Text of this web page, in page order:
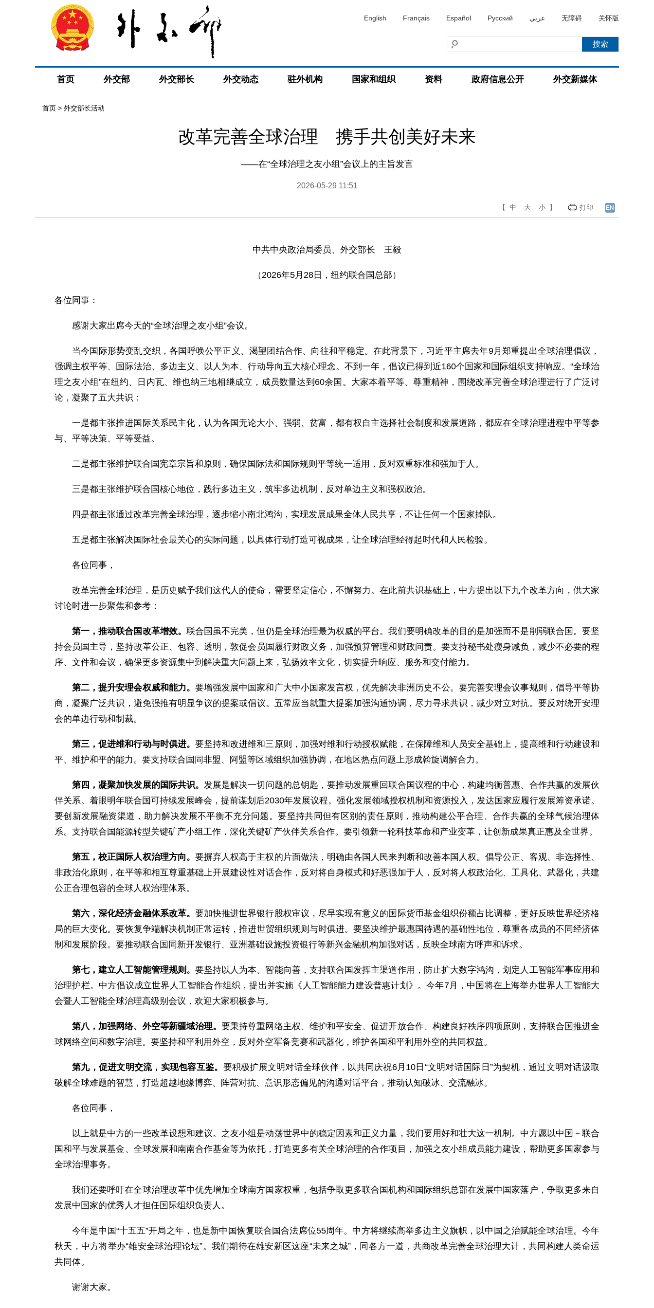
English Français Español Русский عربي 无障碍 关怀版
首页 外交部 外交部长 外交动态 驻外机构 国家和组织 资料 政府信息公开 外交新媒体
首页 > 外交部长活动
改革完善全球治理 携手共创美好未来
——在“全球治理之友小组”会议上的主旨发言
2026-05-29 11:51
【 中 大 小 】 打印
中共中央政治局委员、外交部长 王毅
（2026年5月28日，纽约联合国总部）
各位同事：
感谢大家出席今天的“全球治理之友小组”会议。
当今国际形势变乱交织，各国呼唤公平正义、渴望团结合作、向往和平稳定。在此背景下，习近平主席去年9月郑重提出全球治理倡议，
强调主权平等、国际法治、多边主义、以人为本、行动导向五大核心理念。不到一年，倡议已得到近160个国家和国际组织支持响应。“全球治
理之友小组”在纽约、日内瓦、维也纳三地相继成立，成员数量达到60余国。大家本着平等、尊重精神，围绕改革完善全球治理进行了广泛讨
论，凝聚了五大共识：
一是都主张推进国际关系民主化，认为各国无论大小、强弱、贫富，都有权自主选择社会制度和发展道路，都应在全球治理进程中平等参
与、平等决策、平等受益。
二是都主张维护联合国宪章宗旨和原则，确保国际法和国际规则平等统一适用，反对双重标准和强加于人。
三是都主张维护联合国核心地位，践行多边主义，筑牢多边机制，反对单边主义和强权政治。
四是都主张通过改革完善全球治理，逐步缩小南北鸿沟，实现发展成果全体人民共享，不让任何一个国家掉队。
五是都主张解决国际社会最关心的实际问题，以具体行动打造可视成果，让全球治理经得起时代和人民检验。
各位同事，
改革完善全球治理，是历史赋予我们这代人的使命，需要坚定信心，不懈努力。在此前共识基础上，中方提出以下九个改革方向，供大家
讨论时进一步聚焦和参考：
第一，推动联合国改革增效。 联合国虽不完美，但仍是全球治理最为权威的平台。我们要明确改革的目的是加强而不是削弱联合国。要坚
持会员国主导，坚持改革公正、包容、透明，敦促会员国履行财政义务，加强预算管理和财政问责。要支持秘书处瘦身减负，减少不必要的程
序、文件和会议，确保更多资源集中到解决重大问题上来，弘扬效率文化，切实提升响应、服务和交付能力。
第二，提升安理会权威和能力。 要增强发展中国家和广大中小国家发言权，优先解决非洲历史不公。要完善安理会议事规则，倡导平等协
商，凝聚广泛共识，避免强推有明显争议的提案或倡议。五常应当就重大提案加强沟通协调，尽力寻求共识，减少对立对抗。要反对绕开安理
会的单边行动和制裁。
第三，促进维和行动与时俱进。 要坚持和改进维和三原则，加强对维和行动授权赋能，在保障维和人员安全基础上，提高维和行动建设和
平、维护和平的能力。要支持联合国同非盟、阿盟等区域组织加强协调，在地区热点问题上形成斡旋调解合力。
第四，凝聚加快发展的国际共识。发展是解决一切问题的总钥匙，要推动发展重回联合国议程的中心，构建均衡普惠、合作共赢的发展伙
伴关系。着眼明年联合国可持续发展峰会，提前谋划后2030年发展议程。强化发展领域授权机制和资源投入，发达国家应履行发展筹资承诺。
要创新发展融资渠道，助力解决发展不平衡不充分问题。要坚持共同但有区别的责任原则，推动构建公平合理、合作共赢的全球气候治理体
系。支持联合国能源转型关键矿产小组工作，深化关键矿产伙伴关系合作。要引领新一轮科技革命和产业变革，让创新成果真正惠及全世界。
第五，校正国际人权治理方向。 要摒弃人权高于主权的片面做法，明确由各国人民来判断和改善本国人权。倡导公正、客观、非选择性、
非政治化原则，在平等和相互尊重基础上开展建设性对话合作，反对将自身模式和好恶强加于人，反对将人权政治化、工具化、武器化，共建
公正合理包容的全球人权治理体系。
第六，深化经济金融体系改革。 要加快推进世界银行股权审议，尽早实现有意义的国际货币基金组织份额占比调整，更好反映世界经济格
局的巨大变化。要恢复争端解决机制正常运转，推进世贸组织规则与时俱进。要坚决维护最惠国待遇的基础性地位，尊重各成员的不同经济体
制和发展阶段。要推动联合国同新开发银行、亚洲基础设施投资银行等新兴金融机构加强对话，反映全球南方呼声和诉求。
第七，建立人工智能管理规则。 要坚持以人为本、智能向善，支持联合国发挥主渠道作用，防止扩大数字鸿沟，划定人工智能军事应用和
治理护栏。中方倡议成立世界人工智能合作组织，提出并实施《人工智能能力建设普惠计划》。今年7月，中国将在上海举办世界人工智能大
会暨人工智能全球治理高级别会议，欢迎大家积极参与。
第八，加强网络、外空等新疆域治理。要秉持尊重网络主权、维护和平安全、促进开放合作、构建良好秩序四项原则，支持联合国推进全
球网络空间和数字治理。要坚持和平利用外空，反对外空军备竞赛和武器化，维护各国和平利用外空的共同权益。
第九，促进文明交流，实现包容互鉴。 要积极扩展文明对话全球伙伴，以共同庆祝6月10日“文明对话国际日”为契机，通过文明对话汲取
破解全球难题的智慧，打造超越地缘博弈、阵营对抗、意识形态偏见的沟通对话平台，推动认知破冰、交流融冰。
各位同事，
以上就是中方的一些改革设想和建议。之友小组是动荡世界中的稳定因素和正义力量，我们要用好和壮大这一机制。中方愿以中国－联合
国和平与发展基金、全球发展和南南合作基金等为依托，打造更多有关全球治理的合作项目，加强之友小组成员能力建设，帮助更多国家参与
全球治理事务。
我们还要呼吁在全球治理改革中优先增加全球南方国家权重，包括争取更多联合国机构和国际组织总部在发展中国家落户，争取更多来自
发展中国家的优秀人才担任国际组织负责人。
今年是中国“十五五”开局之年，也是新中国恢复联合国合法席位55周年。中方将继续高举多边主义旗帜，以中国之治赋能全球治理。今年
秋天，中方将举办“雄安全球治理论坛”。我们期待在雄安新区这座“未来之城”，同各方一道，共商改革完善全球治理大计，共同构建人类命运
共同体。
谢谢大家。